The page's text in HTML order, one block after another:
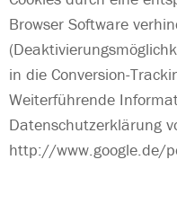
Browser Software
in die Conversion-
Weiterführende
Datenschutzerklärung
http://www.google.de/